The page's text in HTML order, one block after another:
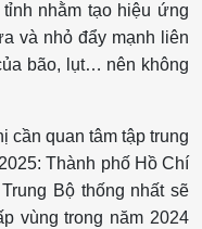
nhằm tạo hiệu ứng
và nhỏ đẩy mạnh liên
bão, lụt… nên không
cần quan tâm tập trung
Thành phố Hồ Chí
Bộ thống nhất sẽ
vùng trong năm 2024